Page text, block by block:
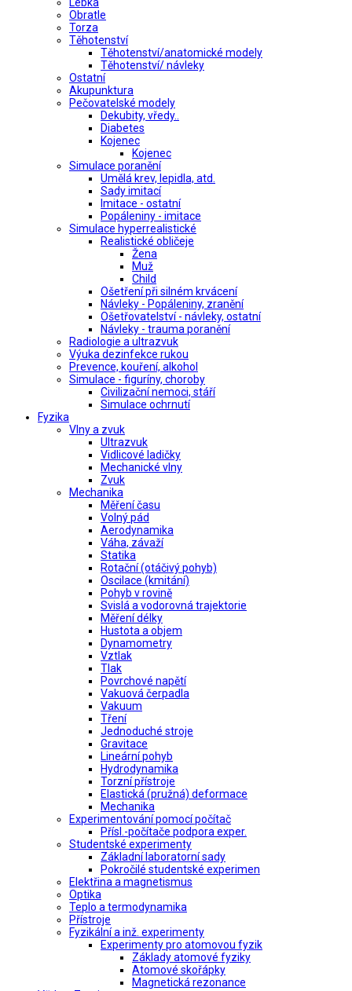
Lebka
Obratle
Torza
Těhotenství
Těhotenství/anatomické modely
Těhotenství/ návleky
Ostatní
Akupunktura
Pečovatelské modely
Dekubity, vředy..
Diabetes
Kojenec
Kojenec
Simulace poranění
Umělá krev, lepidla, atd.
Sady imitací
Imitace - ostatní
Popáleniny - imitace
Simulace hyperrealistické
Realistické obličeje
Žena
Muž
Child
Ošetření při silném krvácení
Návleky - Popáleniny, zranění
Ošetřovatelství - návleky, ostatní
Návleky - trauma poranění
Radiologie a ultrazvuk
Výuka dezinfekce rukou
Prevence, kouření, alkohol
Simulace - figuríny, choroby
Civilizační nemoci, stáří
Simulace ochrnutí
Fyzika
Vlny a zvuk
Ultrazvuk
Vidlicové ladičky
Mechanické vlny
Zvuk
Mechanika
Měření času
Volný pád
Aerodynamika
Váha, závaží
Statika
Rotační (otáčivý pohyb)
Oscilace (kmitání)
Pohyb v rovině
Svislá a vodorovná trajektorie
Měření délky
Hustota a objem
Dynamometry
Vztlak
Tlak
Povrchové napětí
Vakuová čerpadla
Vakuum
Tření
Jednoduché stroje
Gravitace
Lineární pohyb
Hydrodynamika
Torzní přístroje
Elastická (pružná) deformace
Mechanika
Experimentování pomocí počítač
Přísl.-počítače podpora exper.
Studentské experimenty
Základní laboratorní sady
Pokročilé studentské experimen
Elektřina a magnetismus
Optika
Teplo a termodynamika
Přístroje
Fyzikální a inž. experimenty
Experimenty pro atomovou fyzik
Základy atomové fyziky
Atomové skořápky
Magnetická rezonance